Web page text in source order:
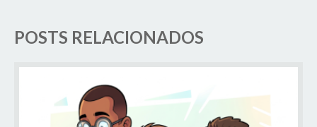
POSTS RELACIONADOS